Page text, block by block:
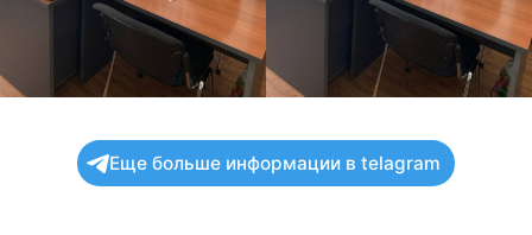
Еще больше информации в telagram